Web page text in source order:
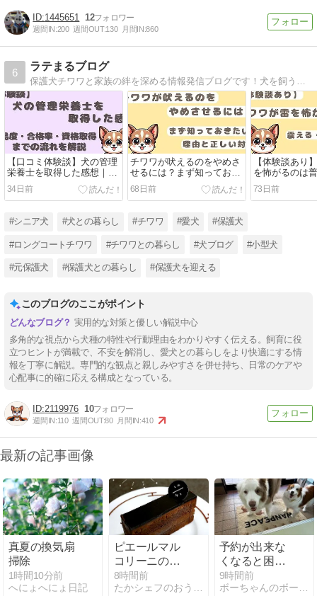
1445651 12
週間IN:200 週間OUT:130 月間IN:860
6
ラテまるブログ
【口コミ体験談】犬の管理
栄養士を取得した感想｜難
易度・合格率・資格取得ま
での流れを解説
34日前
チワワが吠えるのをやめさ
せるには？まず知っておき
たい理由と正しい対策
68日前
【体験談あり
を怖がるのは
る・隠れる時
73日前
#シニア犬 #犬との暮らし #チワワ #愛犬 #保護犬
#ロングコートチワワ #チワワとの暮らし #犬ブログ #小型犬
#元保護犬 #保護犬との暮らし #保護犬を迎える
このブログのここがポイント
実用的な対策と優しい解説中心
多角的な視点から犬種の特性や行動理由をわかりやすく伝える。飼育に役
立つヒントが満載で、不安を解消し、愛犬との暮らしをより快適にする情
報を丁寧に解説。専門的な観点と親しみやすさを併せ持ち、日常のケアや
心配事に的確に応える構成となっている。
2119976 10
週間IN:110 週間OUT:80 月間IN:410
最新の記事画像
真夏の換気扇
掃除
1時間10分前
へにょへにょ日記
ピエールマル
コリーニのチ
ョコレートケ
ーキ
8時間前
たかシェフのおうちごはん。と白い犬とチワワ。
予約が出来な
くなると困る
よ(^▽^;)
9時間前
ボーちゃんのボーは何のボー？